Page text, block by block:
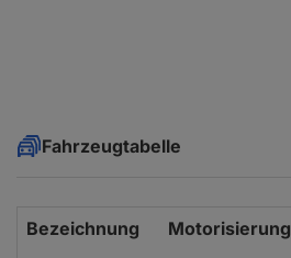
Fahrzeugtabelle
Bezeichnung Motorisierung